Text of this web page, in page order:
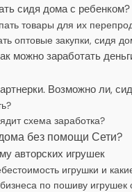
сидя дома с
товары для их
оптовые закупки, сидя
можно заработать
Возможно ли,
схема заработка?
без помощи Сети?
авторских игрушек
игрушки и
по пошиву игрушек